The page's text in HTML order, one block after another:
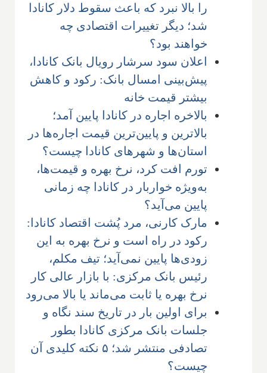
را بالا نبرد که باعث سقوط دلار کانادا
شد؛ دیگر تغییرات اقتصادی چه
خواهند بود؟
اعلان سود سرشار رویال بانک کانادا،
پیش‌بینی امسال بانک: رکود و کاهش
بیشتر قیمت خانه
بالاخره اجاره در کانادا پایین آمد؛
بالاترین و پایین‌ترین قیمت اجاره‌ها در
استان‌ها و شهرهای کانادا چیست؟
تورم افت کرد، نرخ بهره و قیمت‌ها،
به‌ویژه خواربار در کانادا چه زمانی
پایین می‌آید؟
مارک کارنی، مرد پُشت اقتصاد کانادا:
رکود در راه است و نرخ بهره به این
زودی‌ها پایین نمی‌آید؛ تیف مکلم،
رئیس بانک مرکزی: با بازار عالی کار
نرخ بهره یا ثابت می‌ماند یا بالا می‌رود
برای اولین بار در تاریخ سند نگاه و
جلسات بانک مرکزی کانادا بطور
تصادفی منتشر شد؛ ۵ نکته کلیدی آن
چیست؟